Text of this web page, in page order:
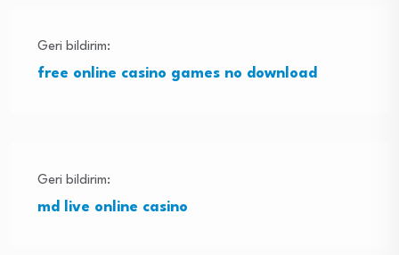
Geri bildirim:
free online casino games no download
Geri bildirim:
md live online casino